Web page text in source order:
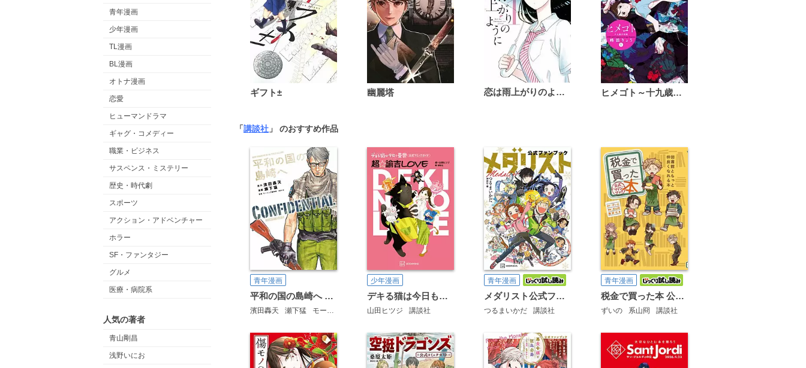
青年漫画
少年漫画
TL漫画
BL漫画
オトナ漫画
恋愛
ヒューマンドラマ
ギャグ・コメディー
職業・ビジネス
サスペンス・ミステリー
歴史・時代劇
スポーツ
アクション・アドベンチャー
ホラー
SF・ファンタジー
グルメ
医療・病院系
人気の著者
青山剛昌
浅野いにお
ギフト± 幽麗塔 恋は雨上がりのように ヒメゴト～十九歳の制服～
「講談社 」 のおすすめ作品
青年漫画
平和の国の島崎へ CONFIDENTIAL INFORMATION
濱田轟天 瀬下猛 モーニング編集部 講談社
少年漫画
デキる猫は今日も憂鬱 公式コミックガイド 超・諭吉LOVE
山田ヒツジ 講談社
青年漫画
メダリスト公式ファンブック
つるまいかだ 講談社
青年漫画
税金で買った本 公式ファンブック 図書館ともっと仲良くなれる本
ずいの 系山冏 講談社